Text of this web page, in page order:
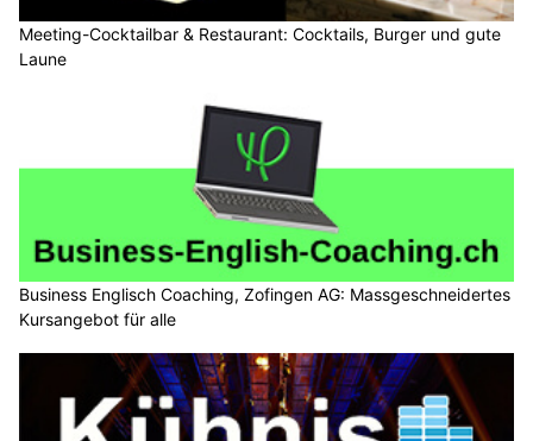
Meeting-Cocktailbar & Restaurant: Cocktails, Burger und gute
Laune
Business Englisch Coaching, Zofingen AG: Massgeschneidertes
Kursangebot für alle